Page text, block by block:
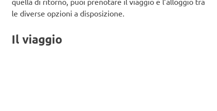
le diverse opzioni a disposizione.
Il viaggio